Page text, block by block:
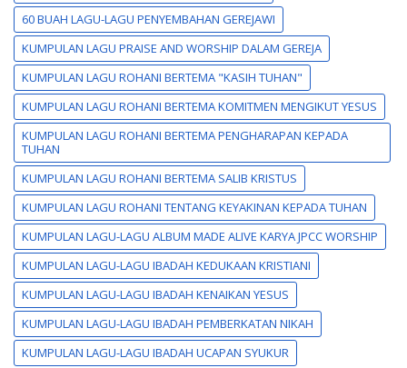
60 BUAH LAGU-LAGU PENYEMBAHAN GEREJAWI
KUMPULAN LAGU PRAISE AND WORSHIP DALAM GEREJA
KUMPULAN LAGU ROHANI BERTEMA "KASIH TUHAN"
KUMPULAN LAGU ROHANI BERTEMA KOMITMEN MENGIKUT YESUS
KUMPULAN LAGU ROHANI BERTEMA PENGHARAPAN KEPADA
TUHAN
KUMPULAN LAGU ROHANI BERTEMA SALIB KRISTUS
KUMPULAN LAGU ROHANI TENTANG KEYAKINAN KEPADA TUHAN
KUMPULAN LAGU-LAGU ALBUM MADE ALIVE KARYA JPCC WORSHIP
KUMPULAN LAGU-LAGU IBADAH KEDUKAAN KRISTIANI
KUMPULAN LAGU-LAGU IBADAH KENAIKAN YESUS
KUMPULAN LAGU-LAGU IBADAH PEMBERKATAN NIKAH
KUMPULAN LAGU-LAGU IBADAH UCAPAN SYUKUR